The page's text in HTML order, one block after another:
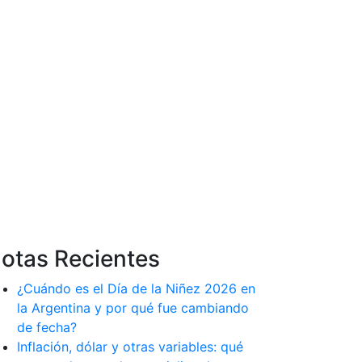
Recientes
¿Cuándo es el Día de la Niñez 2026 en
la Argentina y por qué fue cambiando
de fecha?
Inflación, dólar y otras variables: qué